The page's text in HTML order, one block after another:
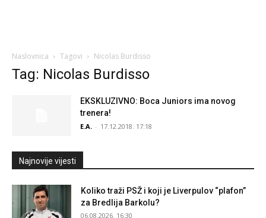
Naslovnica Tagovi Nicolas Burdisso
Tag: Nicolas Burdisso
EKSKLUZIVNO: Boca Juniors ima novog
trenera!
E.A. - 17.12.2018. 17:18
Najnovije vijesti
Koliko traži PSŽ i koji je Liverpulov “plafon”
za Bredlija Barkolu?
06.08.2026. 16:30